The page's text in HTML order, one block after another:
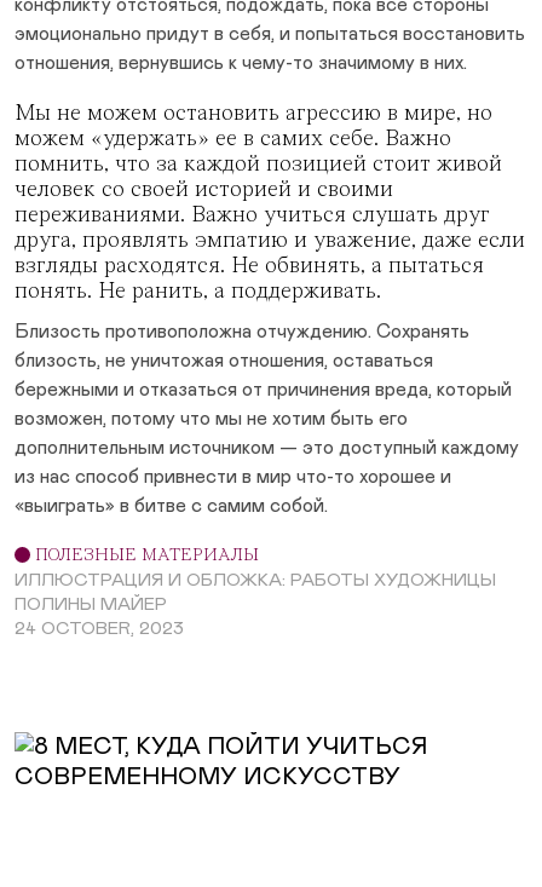
конфликту отстояться, подождать, пока все стороны
эмоционально придут в себя, и попытаться восстановить
отношения, вернувшись к чему-то значимому в них.
Мы не можем остановить агрессию в мире, но
можем «удержать» ее в самих себе. Важно
помнить, что за каждой позицией стоит живой
человек со своей историей и своими
переживаниями. Важно учиться слушать друг
друга, проявлять эмпатию и уважение, даже если
взгляды расходятся. Не обвинять, а пытаться
понять. Не ранить, а поддерживать.
Близость противоположна отчуждению. Сохранять
близость, не уничтожая отношения, оставаться
бережными и отказаться от причинения вреда, который
возможен, потому что мы не хотим быть его
дополнительным источником — это доступный каждому
из нас способ привнести в мир что-то хорошее и
«выиграть» в битве с самим собой.
ПОЛЕЗНЫЕ МАТЕРИАЛЫ
ИЛЛЮСТРАЦИЯ И ОБЛОЖКА: РАБОТЫ ХУДОЖНИЦЫ
ПОЛИНЫ МАЙЕР
24 OCTOBER, 2023